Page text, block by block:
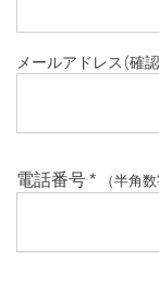
メールアドレス (確
電話番号* （半角